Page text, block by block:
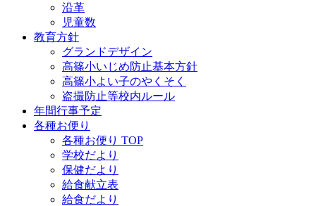
沿革
児童数
教育方針
グランドデザイン
高篠小いじめ防止基本方針
高篠小よい子のやくそく
盗撮防止等校内ルール
年間行事予定
各種お便り
各種お便り TOP
学校だより
保健だより
給食献立表
給食だより